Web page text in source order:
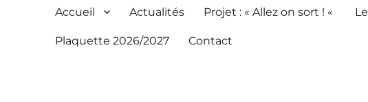
Accueil Actualités Projet : « Allez on sort ! «
Plaquette 2026/2027 Contact